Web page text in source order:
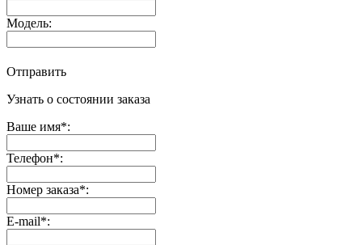
Модель:
Отправить
Узнать о состоянии заказа
Ваше имя*:
Телефон*:
Номер заказа*:
E-mail*: